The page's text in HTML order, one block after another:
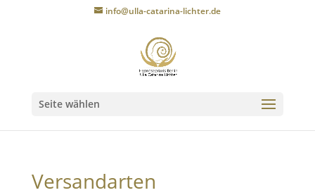
info@ulla-catarina-lichter.de
Seite wählen
Versandarten